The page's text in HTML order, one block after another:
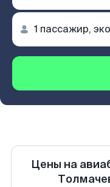
Цены на